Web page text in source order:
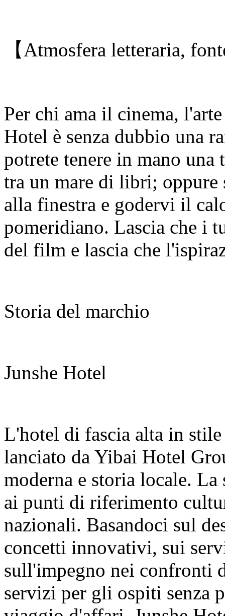
【Atmosfera letteraria,
Per chi ama il cinema,
Hotel è senza dubbio una
potrete tenere in mano una
tra un mare di libri; oppure
alla finestra e godervi il
pomeridiano. Lascia che i
del film e lascia che
Storia del marchio
Junshe Hotel
L'hotel di fascia alta in
lanciato da Yibai Hotel
moderna e storia locale.
ai punti di riferimento
nazionali. Basandoci sul
concetti innovativi, sui
sull'impegno nei confronti
servizi per gli ospiti senza